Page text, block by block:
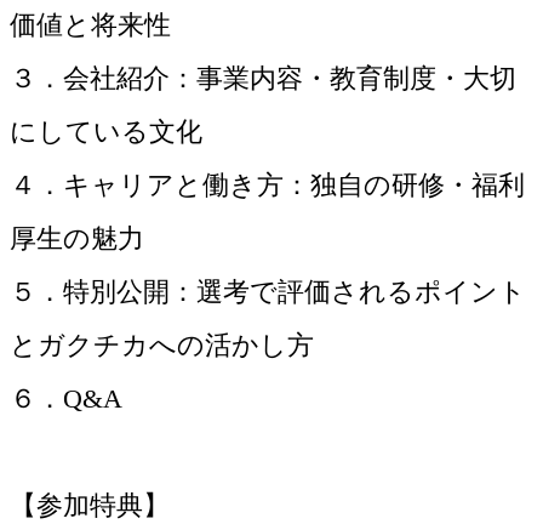
価値と将来性
３．会社紹介：事業内容・教育制度・大切
にしている文化
４．キャリアと働き方：独自の研修・福利
厚生の魅力
５．特別公開：選考で評価されるポイント
とガクチカへの活かし方
６．Q&A
【参加特典】